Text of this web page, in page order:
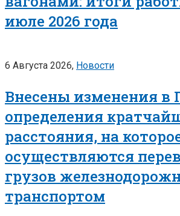
июле 2026 года
6 Августа 2026, Новости
Внесены изменения в
определения
расстояния, на
осуществляются
грузов
транспортом